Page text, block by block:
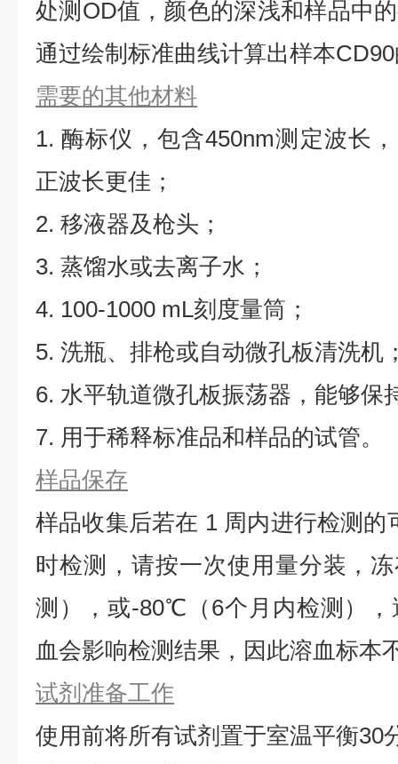
处测OD值，颜色的深浅和样品中
通过绘制标准曲线计算出样本
需要的其他材料
1. 酶标仪，包含450nm测定波长
正波长更佳；
2. 移液器及枪头；
3. 蒸馏水或去离子水；
4. 100-1000 mL刻度量筒；
5. 洗瓶、排枪或自动微孔板清洗机
6. 水平轨道微孔板振荡器，能够保
7. 用于稀释标准品和样品的试管。
样品保存
样品收集后若在 1 周内进行检测
时检测，请按一次使用量分装，
测），或-80℃（6个月内检测）
血会影响检测结果，因此溶血标本
试剂准备工作
使用前将所有试剂置于室温平衡30